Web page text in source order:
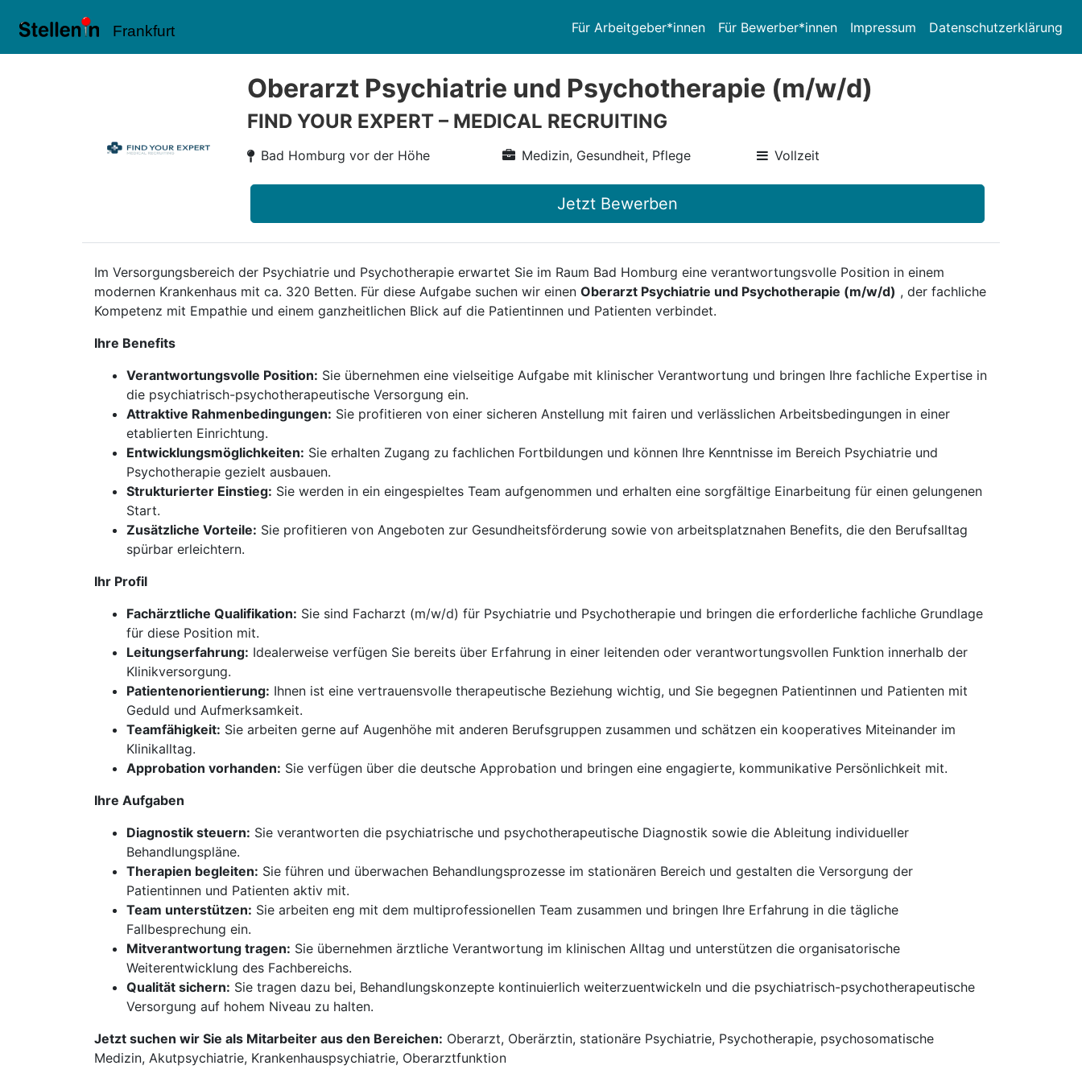
Frankfurt Für Arbeitgeber*innen Für Bewerber*innen Impressum Datenschutzerklärung
Oberarzt Psychiatrie und Psychotherapie (m/w/d)
FIND YOUR EXPERT – MEDICAL RECRUITING
Bad Homburg vor der Höhe Medizin, Gesundheit, Pflege Vollzeit
Jetzt Bewerben
Im Versorgungsbereich der Psychiatrie und Psychotherapie erwartet Sie im Raum Bad Homburg eine verantwortungsvolle Position in einem
modernen Krankenhaus mit ca. 320 Betten. Für diese Aufgabe suchen wir einen Oberarzt Psychiatrie und Psychotherapie (m/w/d) , der fachliche
Kompetenz mit Empathie und einem ganzheitlichen Blick auf die Patientinnen und Patienten verbindet.
Ihre Benefits
Verantwortungsvolle Position: Sie übernehmen eine vielseitige Aufgabe mit klinischer Verantwortung und bringen Ihre fachliche Expertise in
die psychiatrisch-psychotherapeutische Versorgung ein.
Attraktive Rahmenbedingungen: Sie profitieren von einer sicheren Anstellung mit fairen und verlässlichen Arbeitsbedingungen in einer
etablierten Einrichtung.
Entwicklungsmöglichkeiten: Sie erhalten Zugang zu fachlichen Fortbildungen und können Ihre Kenntnisse im Bereich Psychiatrie und
Psychotherapie gezielt ausbauen.
Strukturierter Einstieg: Sie werden in ein eingespieltes Team aufgenommen und erhalten eine sorgfältige Einarbeitung für einen gelungenen
Start.
Zusätzliche Vorteile: Sie profitieren von Angeboten zur Gesundheitsförderung sowie von arbeitsplatznahen Benefits, die den Berufsalltag
spürbar erleichtern.
Ihr Profil
Fachärztliche Qualifikation: Sie sind Facharzt (m/w/d) für Psychiatrie und Psychotherapie und bringen die erforderliche fachliche Grundlage
für diese Position mit.
Leitungserfahrung: Idealerweise verfügen Sie bereits über Erfahrung in einer leitenden oder verantwortungsvollen Funktion innerhalb der
Klinikversorgung.
Patientenorientierung: Ihnen ist eine vertrauensvolle therapeutische Beziehung wichtig, und Sie begegnen Patientinnen und Patienten mit
Geduld und Aufmerksamkeit.
Teamfähigkeit: Sie arbeiten gerne auf Augenhöhe mit anderen Berufsgruppen zusammen und schätzen ein kooperatives Miteinander im
Klinikalltag.
Approbation vorhanden: Sie verfügen über die deutsche Approbation und bringen eine engagierte, kommunikative Persönlichkeit mit.
Ihre Aufgaben
Diagnostik steuern: Sie verantworten die psychiatrische und psychotherapeutische Diagnostik sowie die Ableitung individueller
Behandlungspläne.
Therapien begleiten: Sie führen und überwachen Behandlungsprozesse im stationären Bereich und gestalten die Versorgung der
Patientinnen und Patienten aktiv mit.
Team unterstützen: Sie arbeiten eng mit dem multiprofessionellen Team zusammen und bringen Ihre Erfahrung in die tägliche
Fallbesprechung ein.
Mitverantwortung tragen: Sie übernehmen ärztliche Verantwortung im klinischen Alltag und unterstützen die organisatorische
Weiterentwicklung des Fachbereichs.
Qualität sichern: Sie tragen dazu bei, Behandlungskonzepte kontinuierlich weiterzuentwickeln und die psychiatrisch-psychotherapeutische
Versorgung auf hohem Niveau zu halten.
Jetzt suchen wir Sie als Mitarbeiter aus den Bereichen: Oberarzt, Oberärztin, stationäre Psychiatrie, Psychotherapie, psychosomatische
Medizin, Akutpsychiatrie, Krankenhauspsychiatrie, Oberarztfunktion